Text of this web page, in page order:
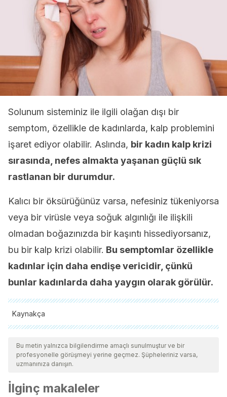
Solunum sisteminiz ile ilgili olağan dışı bir
semptom, özellikle de kadınlarda, kalp problemini
işaret ediyor olabilir. Aslında, bir kadın kalp krizi
sırasında, nefes almakta yaşanan güçlü sık
rastlanan bir durumdur.
Kalıcı bir öksürüğünüz varsa, nefesiniz tükeniyorsa
veya bir virüsle veya soğuk algınlığı ile ilişkili
olmadan boğazınızda bir kaşıntı hissediyorsanız,
bu bir kalp krizi olabilir. Bu semptomlar özellikle
kadınlar için daha endişe vericidir, çünkü
bunlar kadınlarda daha yaygın olarak görülür.
Kaynakça
Tüm alıntı yapılan kaynaklar, kalitelerini, güvenilirliklerini,
güncelliklerini ve geçerliliklerini sağlamak için ekibimiz
tarafından derinlemesine incelendi. Bu makalenin bibliyografisi
kabul edildi.
Bu metin yalnızca bilgilendirme amaçlı sunulmuştur ve bir
profesyonelle görüşmeyi yerine geçmez. Şüpheleriniz varsa,
uzmanınıza danışın.
İlginç makaleler